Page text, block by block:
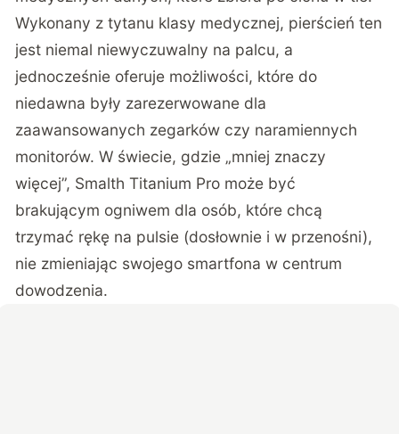
Wykonany z tytanu klasy medycznej, pierścień ten
jest niemal niewyczuwalny na palcu, a
jednocześnie oferuje możliwości, które do
niedawna były zarezerwowane dla
zaawansowanych zegarków czy naramiennych
monitorów. W świecie, gdzie „mniej znaczy
więcej”, Smalth Titanium Pro może być
brakującym ogniwem dla osób, które chcą
trzymać rękę na pulsie (dosłownie i w przenośni),
nie zmieniając swojego smartfona w centrum
dowodzenia.